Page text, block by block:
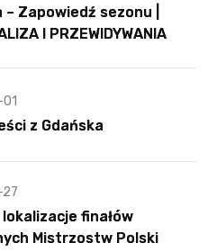
– Zapowiedź sezonu |
I PRZEWIDYWANIA
z Gdańska
finałów
Mistrzostw Polski